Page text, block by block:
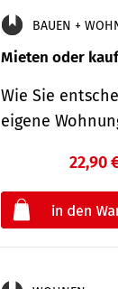
BAUEN +
Mieten oder
Wie Sie
eigene
22,90